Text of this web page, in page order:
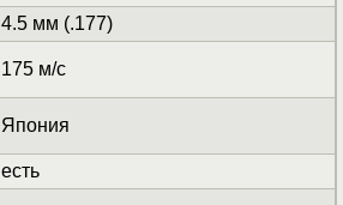
4.5 мм (.177)
175 м/с
Япония
есть